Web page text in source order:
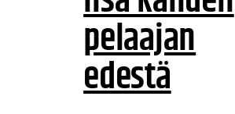
pelaajan
edestä